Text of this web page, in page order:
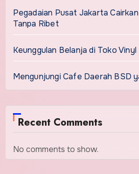
Pegadaian Pusat Jakarta
Tanpa Ribet
Keunggulan Belanja di Toko
Mengunjungi Cafe Daerah BSD
Recent Comments
No comments to show.